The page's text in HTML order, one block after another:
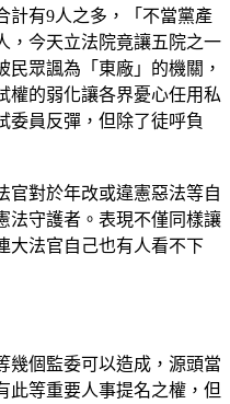
計有9人之多，「不當黨產
，今天立法院竟讓五院之一
眾諷為「東廠」的機關，
權的弱化讓各界憂心任用私
委員反彈，但除了徒呼負
官對於年改或違憲惡法等自
法守護者。表現不僅同樣讓
大法官自己也有人看不下
幾個監委可以造成，源頭當
此等重要人事提名之權，但